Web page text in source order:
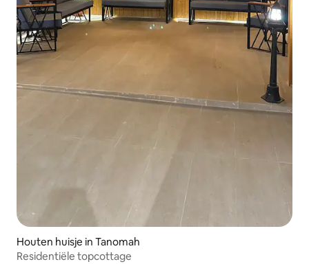
Houten huisje in Tanomah
Residentiële topcottage